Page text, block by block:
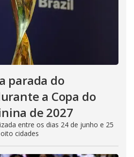
parada do
a Copa do
de 2027
entre os dias 24 de junho e 25
cidades